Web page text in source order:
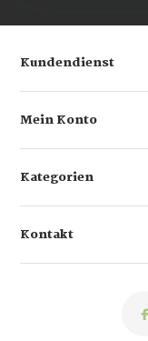
Kundendienst
Mein Konto
Kategorien
Kontakt